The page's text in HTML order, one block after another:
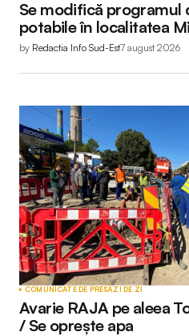
Se modifică programul
potabile în localitatea
by Redactia Info Sud-Est7 august 2026
COMUNICATE DE PRESĂZI DE ZI
Avarie RAJA pe aleea
/ Se oprește apa